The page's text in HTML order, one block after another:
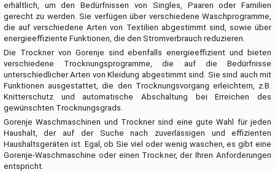
erhältlich, um den Bedürfnissen von Singles, Paaren oder Familien
gerecht zu werden. Sie verfügen über verschiedene Waschprogramme,
die auf verschiedene Arten von Textilien abgestimmt sind, sowie über
energieeffiziente Funktionen, die den Stromverbrauch reduzieren.
Die Trockner von Gorenje sind ebenfalls energieeffizient und bieten
verschiedene Trocknungsprogramme, die auf die Bedürfnisse
unterschiedlicher Arten von Kleidung abgestimmt sind. Sie sind auch mit
Funktionen ausgestattet, die den Trocknungsvorgang erleichtern, z.B.
Knitterschutz und automatische Abschaltung bei Erreichen des
gewünschten Trocknungsgrads.
Gorenje Waschmaschinen und Trockner sind eine gute Wahl für jeden
Haushalt, der auf der Suche nach zuverlässigen und effizienten
Haushaltsgeräten ist. Egal, ob Sie viel oder wenig waschen, es gibt eine
Gorenje-Waschmaschine oder einen Trockner, der Ihren Anforderungen
entspricht.